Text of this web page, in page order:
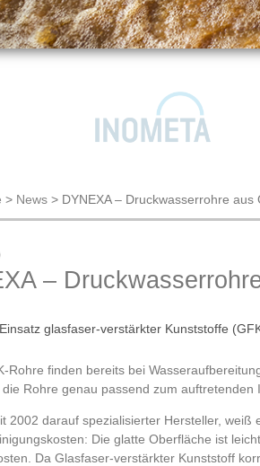
> News > DYNEXA – Druckwasserrohre aus
–
glasfaser-verstärkter Kunststoffe
Rohre finden bereits bei
Rohre genau passend zum auftretenden
2002 darauf spezialisierter Hersteller,
Die glatte Oberfläche ist
Da Glasfaser-verstärkter Kunststoff